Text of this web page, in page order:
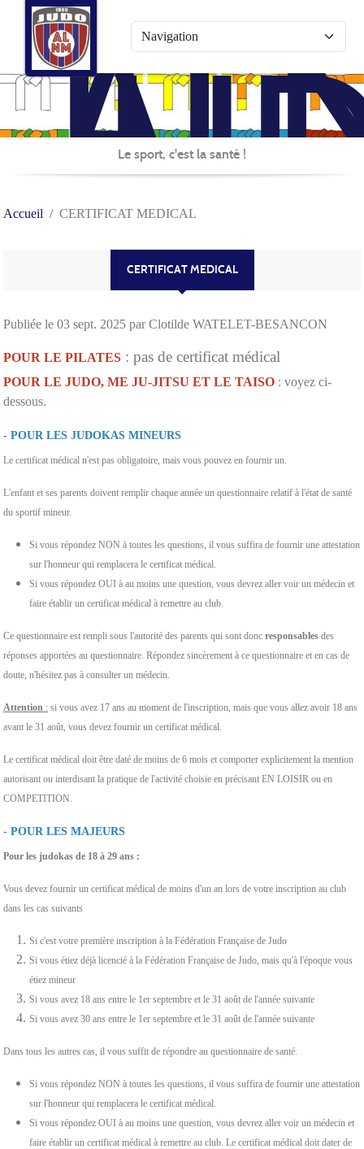
Le sport, c'est la santé !
Accueil CERTIFICAT MEDICAL
CERTIFICAT MEDICAL
Publiée le 03 sept. 2025 par Clotilde WATELET-BESANCON
POUR LE PILATES : pas de certificat médical
POUR LE JUDO, ME JU-JITSU ET LE TAISO : voyez ci-
dessous.
- POUR LES JUDOKAS MINEURS
Le certificat médical n'est pas obligatoire, mais vous pouvez en fournir un.
L'enfant et ses parents doivent remplir chaque année un questionnaire relatif à l'état de santé
du sportif mineur.
Si vous répondez NON à toutes les questions, il vous suffira de fournir une attestation
sur l'honneur qui remplacera le certificat médical.
Si vous répondez OUI à au moins une question, vous devrez aller voir un médecin et
faire établir un certificat médical à remettre au club.
Ce questionnaire est rempli sous l'autorité des parents qui sont donc responsables des
réponses apportées au questionnaire. Répondez sincèrement à ce questionnaire et en cas de
doute, n'hésitez pas à consulter un médecin.
Attention : si vous avez 17 ans au moment de l'inscription, mais que vous allez avoir 18 ans
avant le 31 août, vous devez fournir un certificat médical.
Le certificat médical doit être daté de moins de 6 mois et comporter explicitement la mention
autorisant ou interdisant la pratique de l'activité choisie en précisant EN LOISIR ou en
COMPETITION.
- POUR LES MAJEURS
Pour les judokas de 18 à 29 ans :
Vous devez fournir un certificat médical de moins d'un an lors de votre inscription au club
dans les cas suivants
Si c'est votre première inscription à la Fédération Française de Judo
Si vous étiez déjà licencié à la Fédération Française de Judo, mais qu'à l'époque vous
étiez mineur
Si vous avez 18 ans entre le 1er septembre et le 31 août de l'année suivante
Si vous avez 30 ans entre le 1er septembre et le 31 août de l'année suivante
Dans tous les autres cas, il vous suffit de répondre au questionnaire de santé.
Si vous répondez NON à toutes les questions, il vous suffira de fournir une attestation
sur l'honneur qui remplacera le certificat médical.
Si vous répondez OUI à au moins une question, vous devrez aller voir un médecin et
faire établir un certificat médical à remettre au club. Le certificat médical doit dater de
Panneau de gestion des cookies